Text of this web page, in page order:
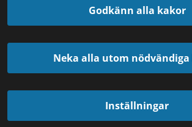
Godkänn alla kakor
Neka alla utom
Inställningar